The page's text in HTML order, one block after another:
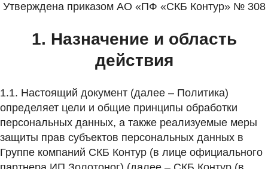
Утверждена приказом АО «ПФ «СКБ Контур» № 308
1. Назначение и область
действия
1.1. Настоящий документ (далее – Политика)
определяет цели и общие принципы обработки
персональных данных, а также реализуемые меры
защиты прав субъектов персональных данных в
Группе компаний СКБ Контур (в лице официального